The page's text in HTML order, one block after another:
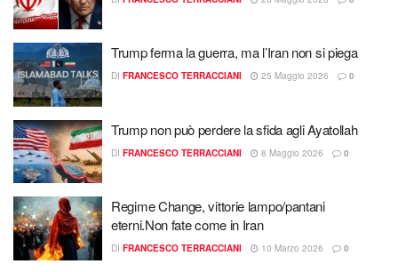
Trump ferma la guerra, ma l’Iran non si piega
DI FRANCESCO TERRACCIANI 25 Maggio 2026 0
Trump non può perdere la sfida agli Ayatollah
DI FRANCESCO TERRACCIANI 8 Maggio 2026 0
Regime Change, vittorie lampo/pantani
eterni.Non fate come in Iran
DI FRANCESCO TERRACCIANI 10 Marzo 2026 0